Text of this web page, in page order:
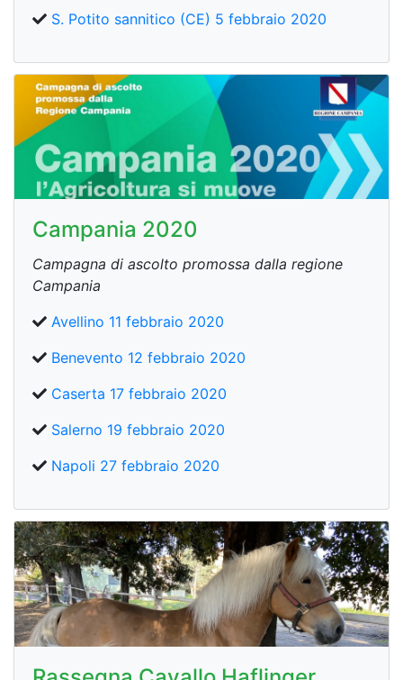
S. Potito sannitico (CE) 5 febbraio 2020
Campania 2020
Campagna di ascolto promossa dalla regione
Campania
Avellino 11 febbraio 2020
Benevento 12 febbraio 2020
Caserta 17 febbraio 2020
Salerno 19 febbraio 2020
Napoli 27 febbraio 2020